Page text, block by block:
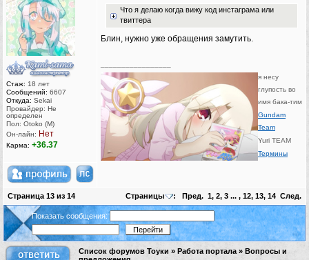
Стаж: 18 лет
Сообщений: 6607
Откуда: Sekai
Провайдер: Не
определен
Пол: Otoko (M)
Он-лайн: Нет
Карма: +36.37
Что я делаю когда вижу код инстаграма или
твиттера
Блин, нужно уже обращения замутить.
я несу
глупость во
имя бака-тим
Gundam
Team
Yuri TEAM
Термины
Страница 13 из 14 Страницы : Пред. 1, 2, 3 ... , 12, 13, 14 След.
Показать сообщения:
Список форумов Тоуки » Работа портала » Вопросы и